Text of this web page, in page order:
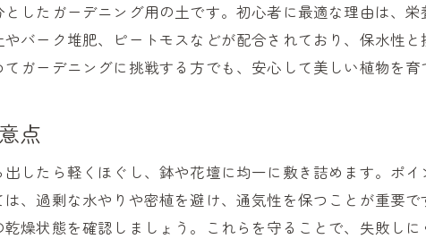
実践しやすい有機培養土自作の手順を紹介
花と野菜に使える有機培養土自作のポイント
美しい植物を育てる有機培養土ガーデニングの極意
美しい植物を育てる有機培養土活用の秘訣
有機培養土を使った長期間の健康維持術
したガーデニング用の土です。初心者に最適な理由は、
バーク堆肥、ピートモスなどが配合されており、保水性
ガーデニングに挑戦する方でも、安心して美しい植物を育
点
したら軽くほぐし、鉢や花壇に均一に敷き詰めます。ポ
、過剰な水やりや密植を避け、通気性を保つことが重要
燥状態を確認しましょう。これらを守ることで、失敗しに